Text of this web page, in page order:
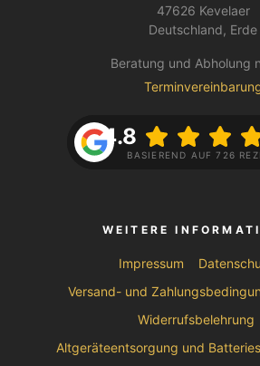
47626 Kevelaer
Deutschland, Erde
Beratung und Abholung
4.8
BASIEREND AUF 726
WEITERE
Impressum
Versand- und
Widerrufsbelehrung
Altgeräteentsorgung und